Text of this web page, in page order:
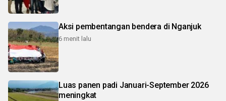
Aksi pembentangan bendera di Nganjuk
6 menit lalu
Luas panen padi Januari-September 2026
meningkat